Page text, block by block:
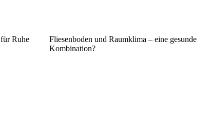
Ruhe
Fliesenboden und Raumklima – eine gesunde
Kombination?